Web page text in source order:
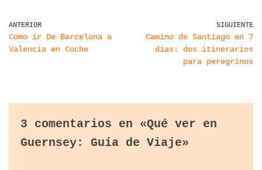
ANTERIOR
Como ir De Barcelona a
Valencia en Coche
SIGUIENTE
Camino de Santiago en 7
días: dos itinerarios
para peregrinos
3 comentarios en «Qué ver en
Guernsey: Guía de Viaje»